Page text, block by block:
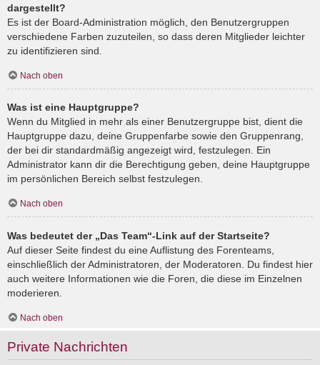
dargestellt?
Es ist der Board-Administration möglich, den Benutzergruppen
verschiedene Farben zuzuteilen, so dass deren Mitglieder leichter
zu identifizieren sind.
Nach oben
Was ist eine Hauptgruppe?
Wenn du Mitglied in mehr als einer Benutzergruppe bist, dient die
Hauptgruppe dazu, deine Gruppenfarbe sowie den Gruppenrang,
der bei dir standardmäßig angezeigt wird, festzulegen. Ein
Administrator kann dir die Berechtigung geben, deine Hauptgruppe
im persönlichen Bereich selbst festzulegen.
Nach oben
Was bedeutet der „Das Team“-Link auf der Startseite?
Auf dieser Seite findest du eine Auflistung des Forenteams,
einschließlich der Administratoren, der Moderatoren. Du findest hier
auch weitere Informationen wie die Foren, die diese im Einzelnen
moderieren.
Nach oben
Private Nachrichten